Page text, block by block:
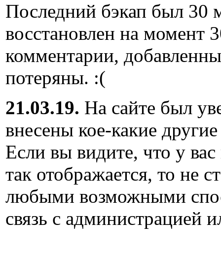
Последний бэкап был 30
восстановлен на
комментарии,
потеряны. :(
21.03.19. На сайте был
внесены кое-какие
Если вы видите, что у
так отображается, то не
любыми возможными
связь с администрацией